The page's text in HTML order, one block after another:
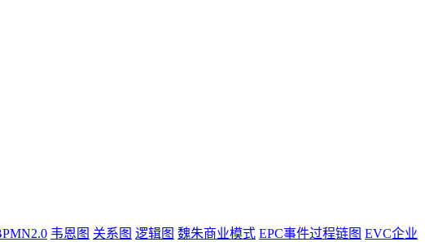
韦恩图 关系图 逻辑图 魏朱商业模式 EPC事件过程链图 EVC企业